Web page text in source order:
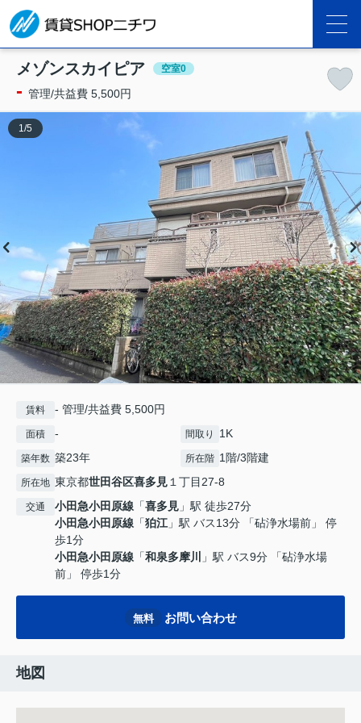
メゾンスカイピア 空室0
- 管理/共益費 5,500円
1 /5
賃料 - 管理/共益費 5,500円
面積 - 間取り 1K
築年数 築23年 所在階 1階/3階建
所在地 東京都世田谷区喜多見 １丁目27-8
交通 小田急小田原線 「喜多見 」駅 徒歩27分
小田急小田原線 「狛江 」駅 バス13分 「砧浄水場前」 停
歩1分
小田急小田原線 「和泉多摩川
」駅 バス9分 「砧浄水場
前」 停歩1分
無料 お問い合わせ
地図